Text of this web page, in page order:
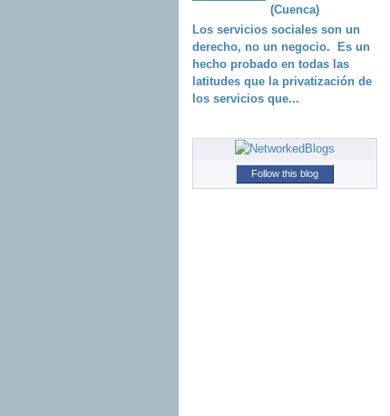
(Cuenca)
Los servicios sociales son un
derecho, no un negocio. Es un
hecho probado en todas las
latitudes que la privatización de
los servicios que...
Follow this blog